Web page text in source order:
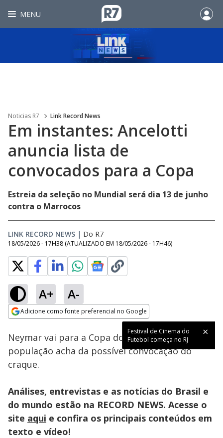
MENU
Noticias R7 Link Record News
Em instantes: Ancelotti
anuncia lista de
convocados para a Copa
Estreia da seleção no Mundial será dia 13 de junho
contra o Marrocos
LINK RECORD NEWS | Do R7
18/05/2026 - 17H38 (ATUALIZADO EM 18/05/2026 - 17H46)
A+ A-
Adicione como fonte preferencial no Google
Festival de Cinema do
Futebol começa no RJ
Ativar
Loaded:
43.91%
Neymar vai para a Copa do Mundo? Veja o que a
população acha da possível convocação do
craque.
Análises, entrevistas e as notícias do Brasil e
do mundo estão na RECORD NEWS. Acesse o
site aqui e confira os principais conteúdos em
texto e vídeo!